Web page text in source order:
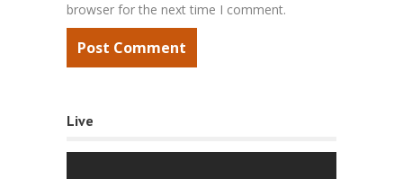
browser for the next time I comment.
Live